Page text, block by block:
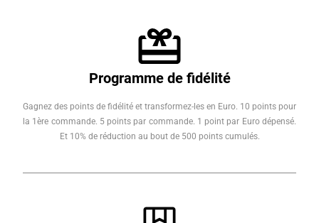
Programme de fidélité
Gagnez des points de fidélité et transformez-les en Euro. 10 points pour
la 1ère commande. 5 points par commande. 1 point par Euro dépensé.
Et 10% de réduction au bout de 500 points cumulés.